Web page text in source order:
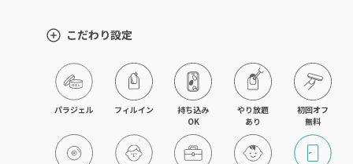
下北沢・代々木上原
目黒・戸越・武蔵小山
北千住・町屋・亀有
錦糸町・小岩・青砥
こだわり設定
パラジェル フィルイン
持ち込み
OK
やり放題
あり
初回オフ
無料